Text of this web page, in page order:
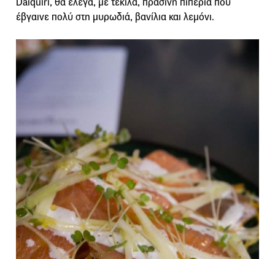
έβγαινε πολύ στη μυρωδιά, βανίλια και λεμόνι.